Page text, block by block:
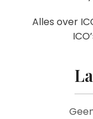
Alles over